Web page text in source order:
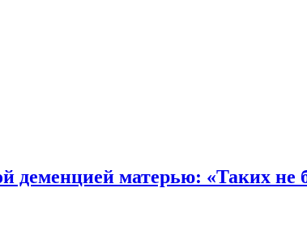
деменцией матерью: «Таких не